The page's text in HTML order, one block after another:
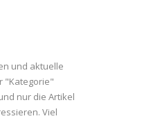
und aktuelle
"Kategorie"
nur die Artikel
Viel